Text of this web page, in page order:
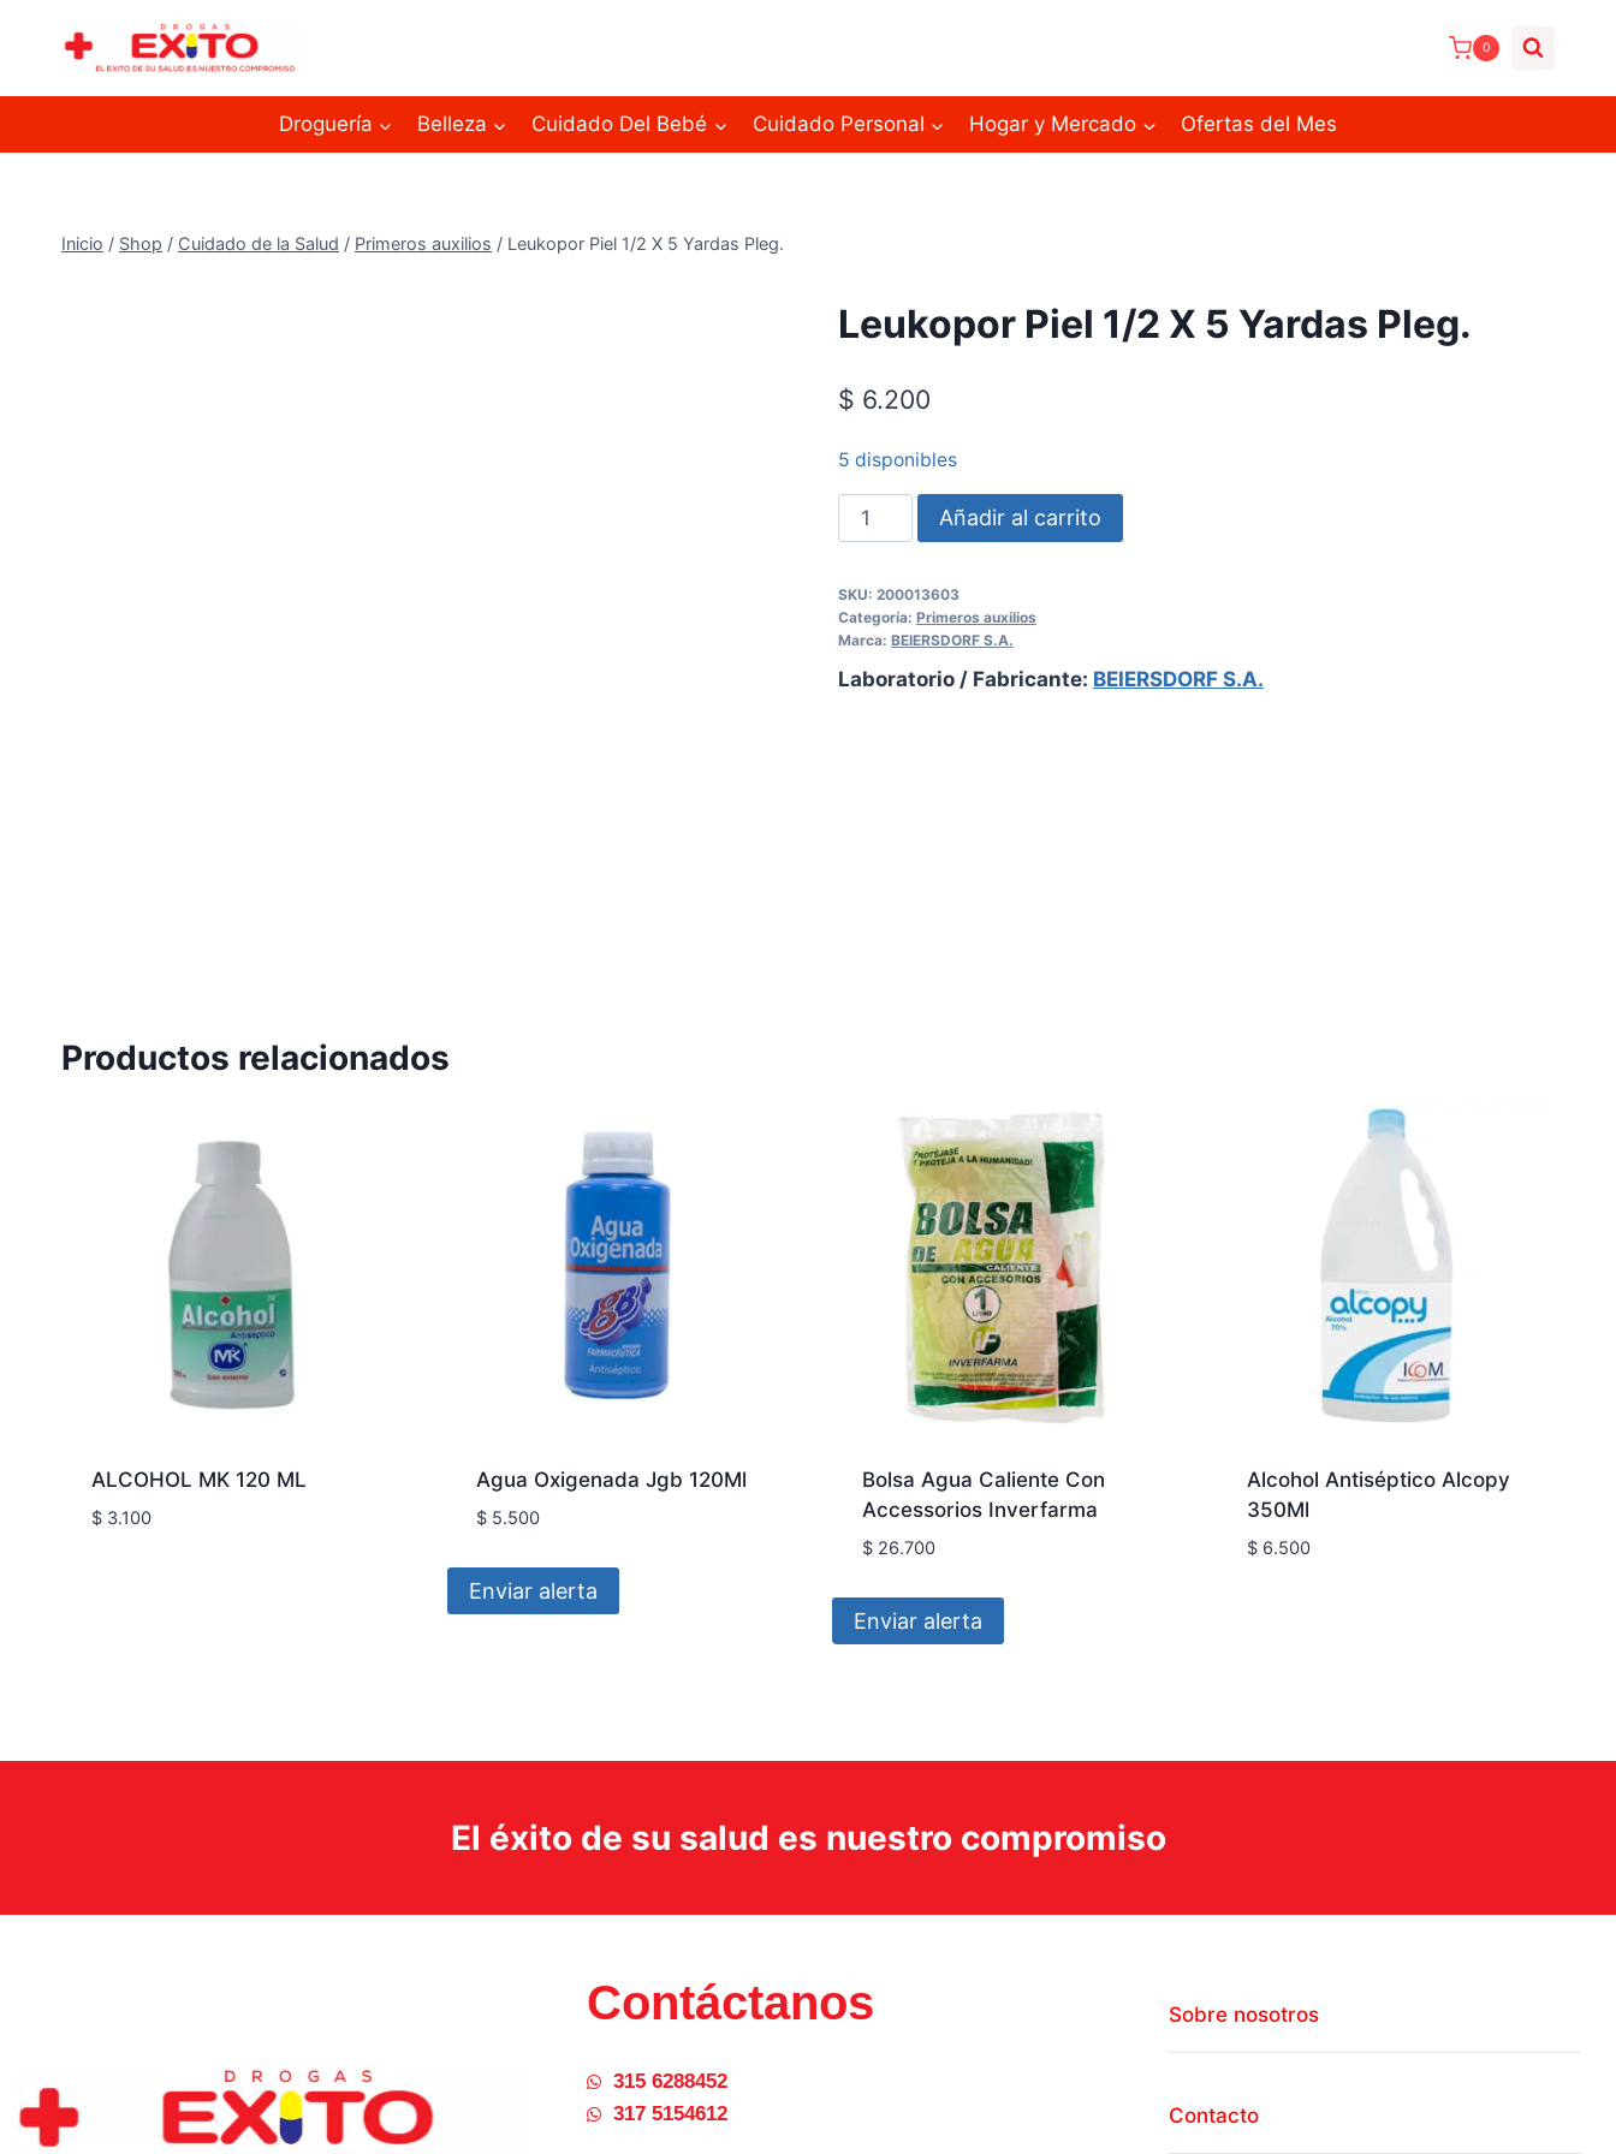
0
Droguería Belleza Cuidado Del Bebé Cuidado Personal Hogar y Mercado Ofertas del Mes
Inicio / Shop / Cuidado de la Salud / Primeros auxilios / Leukopor Piel 1/2 X 5 Yardas Pleg.
Leukopor Piel 1/2 X 5 Yardas Pleg.
$ 6.200
5 disponibles
Añadir al carrito
SKU: 200013603
Categoría: Primeros auxilios
Marca: BEIERSDORF S.A.
Laboratorio / Fabricante: BEIERSDORF S.A.
Productos relacionados
ALCOHOL MK 120 ML
$3.100
Agua Oxigenada Jgb 120Ml
$ 5.500
Enviar alerta
Bolsa Agua Caliente Con
Accessorios Inverfarma
$26.700
Enviar alerta
Alcohol Antiséptico Alcopy
350Ml
$ 6.500
El éxito de su salud es nuestro compromiso
Contáctanos
315 6288452
317 5154612
Sobre nosotros
Contacto